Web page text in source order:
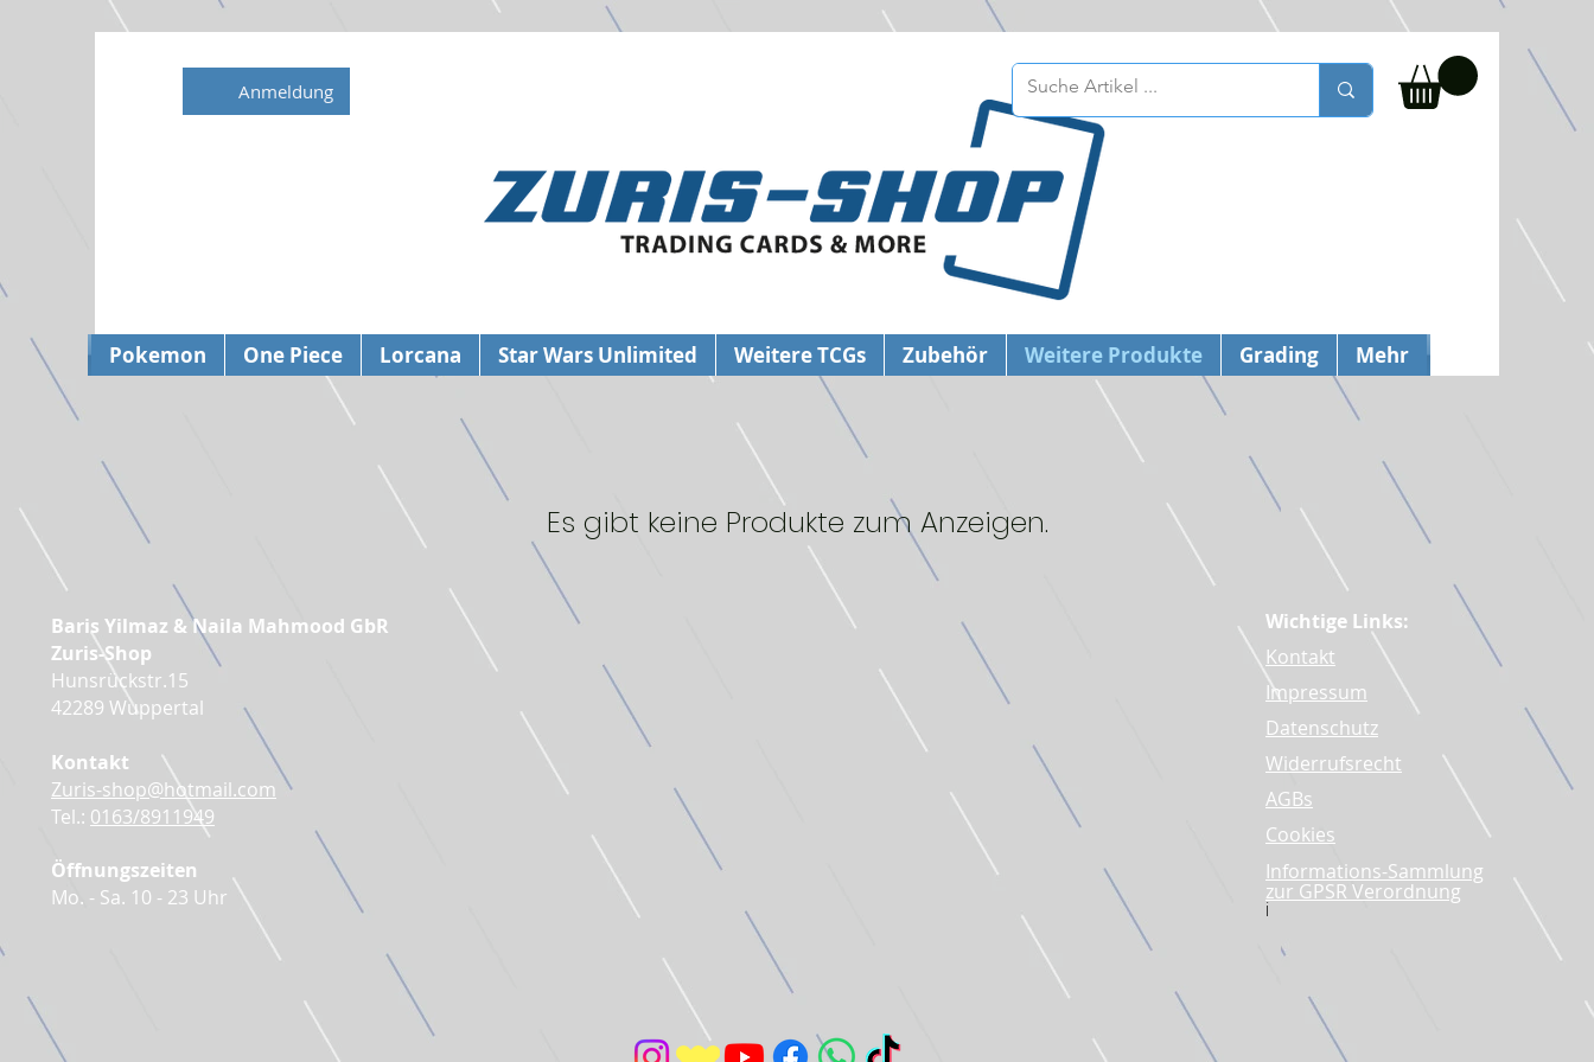
Anmeldung
Pokemon One Piece Lorcana Star Wars Unlimited Weitere TCGs Zubehör Weitere Produkte Grading Mehr
Es gibt keine Produkte zum Anzeigen.
Baris Yilmaz & Naila Mahmood GbR
Zuris-Shop
Hunsrückstr.15
42289 Wuppertal
Kontakt
Zuris-shop@hotmail.com
Tel.: 0163/8911949
Öffnungszeiten
Mo. - Sa. 10 - 23 Uhr
Wichtige Links:
Kontakt
Impressum
Datenschutz
Widerrufsrecht
AGBs
Cookies
Informations-Sammlung
zur GPSR Verordnung
i​